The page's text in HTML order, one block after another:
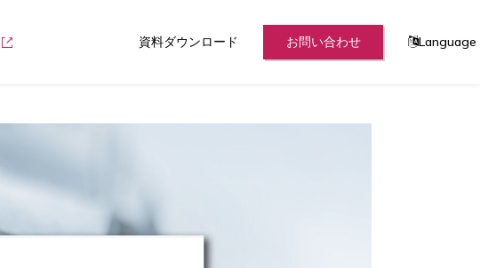
資料ダウンロード お問い合わせ Language